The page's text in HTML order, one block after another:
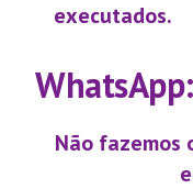
executados.
Não fazemos